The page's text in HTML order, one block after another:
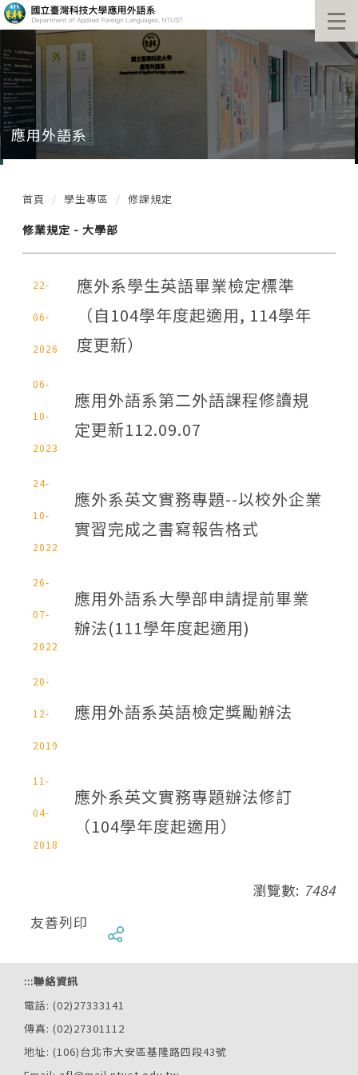
跳
到
要
內
容
區
塊
應用外語系
首頁 學生專區 修課規定
修業規定 - 大學部
22-
06-
2026
應外系學生英語畢業檢定標準
（自104學年度起適用, 114學年
度更新）
06-
10-
2023
應用外語系第二外語課程修讀規
定更新112.09.07
24-
10-
2022
應外系英文實務專題--以校外企業
實習完成之書寫報告格式
26-
07-
2022
應用外語系大學部申請提前畢業
辦法(111學年度起適用)
20-
12-
2019
應用外語系英語檢定獎勵辦法
11-
04-
2018
應外系英文實務專題辦法修訂
（104學年度起適用）
瀏覽數: 7484
友善列印
:::聯絡資訊
電話: (02)27333141
傳真: (02)27301112
地址: (106)台北市大安區基隆路四段43號